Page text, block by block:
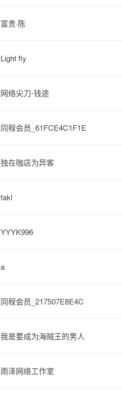
富贵·陈
Light fly
网络尖刀-钱途
同程会员_61FCE4C1F1E
独在咖店为异客
fakl
YYYK996
a
同程会员_217507E8E4C
我是要成为海贼王的男人
雨泽网络工作室